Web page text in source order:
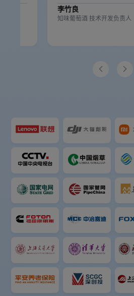
李竹良
知味葡萄酒 技术开发负责人
 